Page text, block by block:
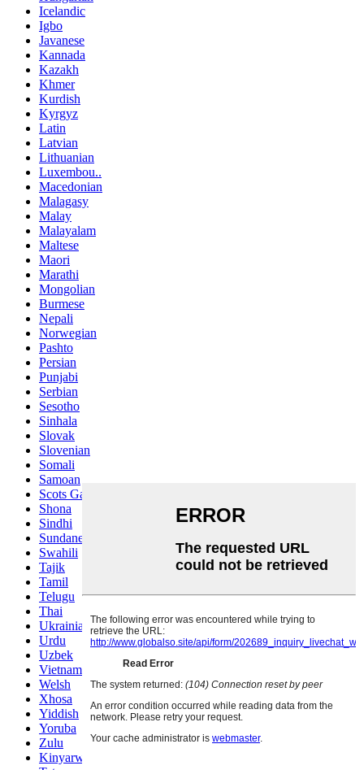
Icelandic
Igbo
Javanese
Kannada
Kazakh
Khmer
Kurdish
Kyrgyz
Latin
Latvian
Lithuanian
Luxembou..
Macedonian
Malagasy
Malay
Malayalam
Maltese
Maori
Marathi
Mongolian
Burmese
Nepali
Norwegian
Pashto
Persian
Punjabi
Serbian
Sesotho
Sinhala
Slovak
Slovenian
Somali
Samoan
Scots Gaelic
Shona
Sindhi
Sundanese
Swahili
Tajik
Tamil
Telugu
Thai
Ukrainian
Urdu
Uzbek
Vietnamese
Welsh
Xhosa
Yiddish
Yoruba
Zulu
Kinyarwanda